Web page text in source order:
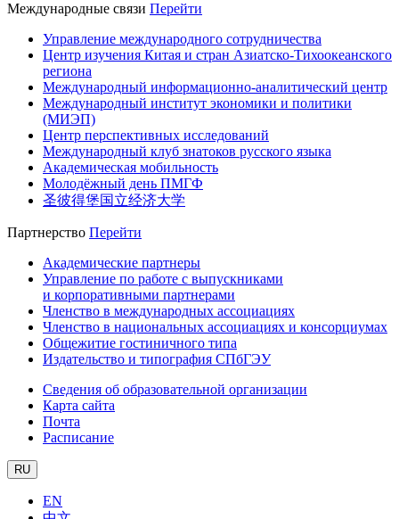
Международные связи Перейти
Управление международного сотрудничества
Центр изучения Китая и стран Азиатско-Тихоокеанского
региона
Международный информационно-аналитический центр
Международный институт экономики и политики
(МИЭП)
Центр перспективных исследований
Международный клуб знатоков русского языка
Академическая мобильность
Молодёжный день ПМГФ
圣彼得堡国立经济大学
Партнерство Перейти
Академические партнеры
Управление по работе с выпускниками
и корпоративными партнерами
Членство в международных ассоциациях
Членство в национальных ассоциациях и консорциумах
Общежитие гостиничного типа
Издательство и типография СПбГЭУ
Сведения об образовательной организации
Карта сайта
Почта
Расписание
RU
EN